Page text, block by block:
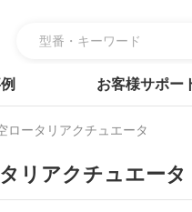
お客様サポー
ロータリアクチュエータ
リアクチュエータ